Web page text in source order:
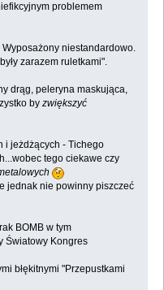
problemem
niestandardowo.
zarazem ruletkami".
drąg, peleryna maskująca,
byzwiększyć
i jeżdżących - Tichego
tego ciekawe czy
jednak nie powinny piszczeć
BOMB w tym
Światowy Kongres
błękitnymi "Przepustkami